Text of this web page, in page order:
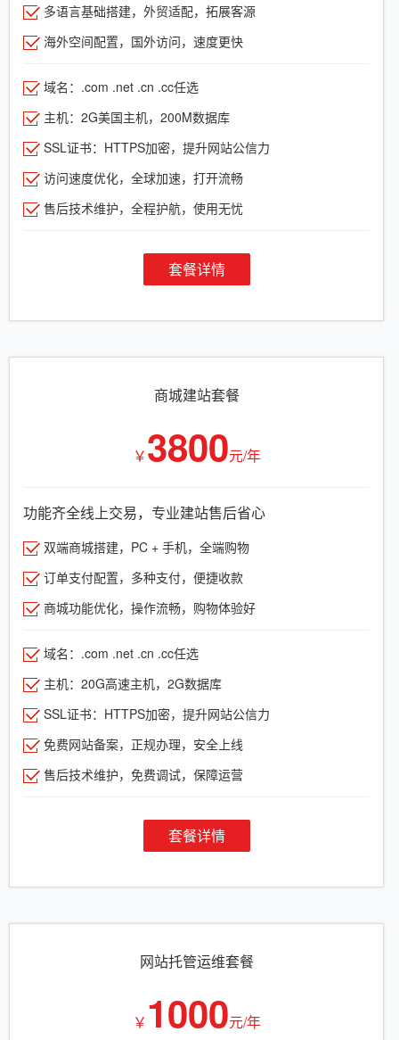
多语言基础搭建，外贸适配，拓展客源
海外空间配置，国外访问，速度更快
域名：.com .net .cn .cc任选
主机：2G美国主机，200M数据库
SSL证书：HTTPS加密，提升网站公信力
访问速度优化，全球加速，打开流畅
售后技术维护，全程护航，使用无忧
套餐详情
商城建站套餐
￥3800元/年
功能齐全线上交易，专业建站售后省心
双端商城搭建，PC + 手机，全端购物
订单支付配置，多种支付，便捷收款
商城功能优化，操作流畅，购物体验好
域名：.com .net .cn .cc任选
主机：20G高速主机，2G数据库
SSL证书：HTTPS加密，提升网站公信力
免费网站备案，正规办理，安全上线
售后技术维护，免费调试，保障运营
套餐详情
网站托管运维套餐
￥ 1000元/年